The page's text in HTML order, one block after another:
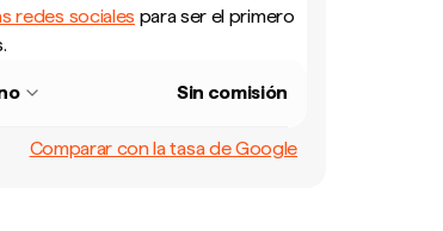
redes sociales para ser el primero
Sin comisión
Comparar con la tasa de Google